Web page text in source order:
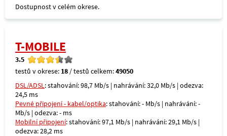
Dostupnost v celém okrese.
T-MOBILE
3.5
testů v okrese: 18 / testů celkem:49050
DSL/ADSL: stahování: 98,7 Mb/s | nahrávání: 32,0 Mb/s | odezva:
24,5 ms
Pevné připojení - kabel/optika: stahování: - Mb/s | nahrávání: -
Mb/s | odezva: - ms
Mobilní připojení: stahování: 97,1 Mb/s | nahrávání: 29,1 Mb/s |
odezva: 28,2 ms